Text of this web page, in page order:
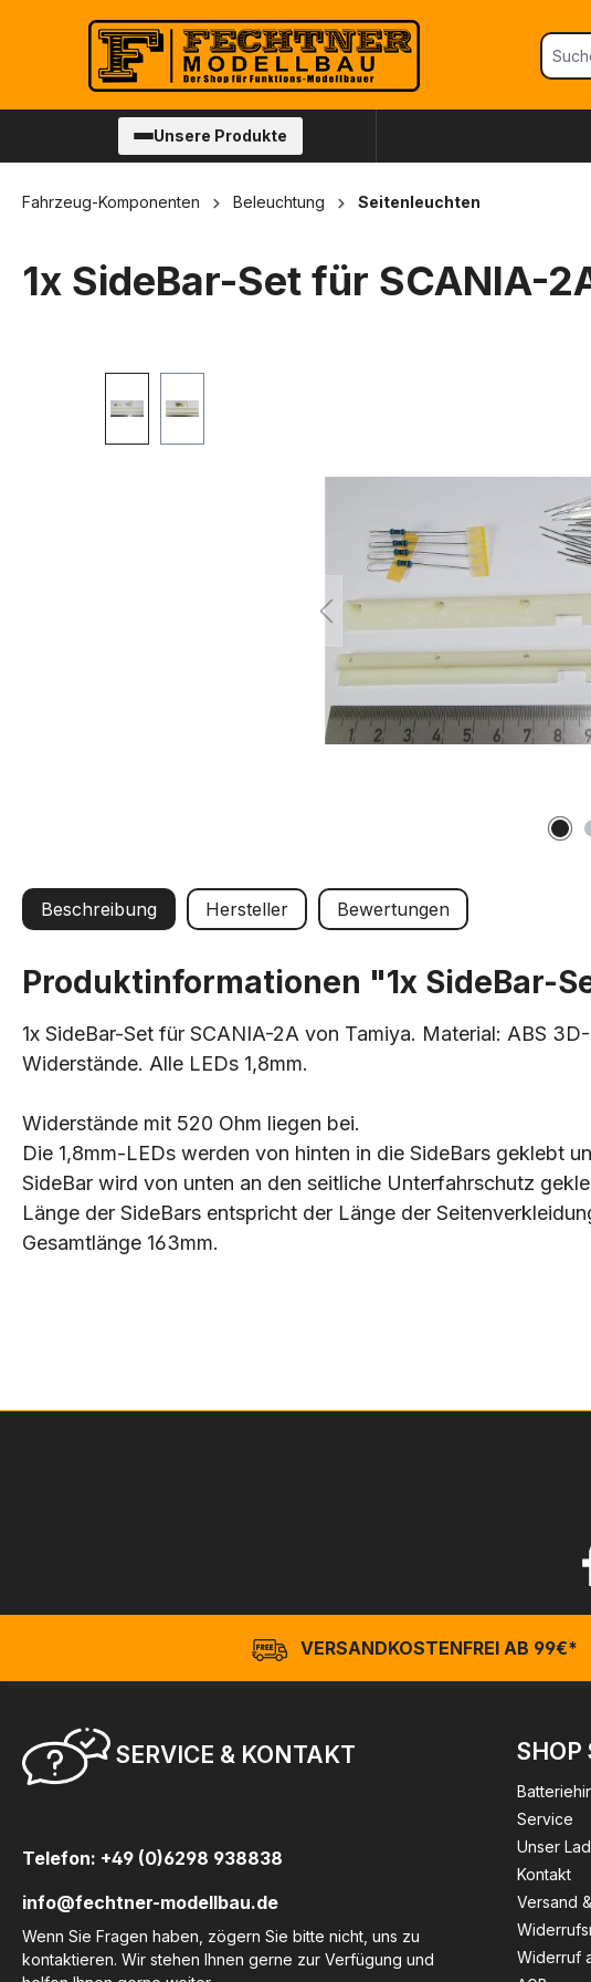
Zur Hauptnavigation springen
Unsere Produkte
Fahrzeug-Komponenten Beleuchtung Seitenleuchten
1x SideBar-Set für SCANIA-
Beschreibung Hersteller Bewertungen
Produktinformationen "1x SideBar-
1x SideBar-Set für SCANIA-2A von Tamiya. Material: ABS
Widerstände. Alle LEDs 1,8mm.
Widerstände mit 520 Ohm liegen bei.
Die 1,8mm-LEDs werden von hinten in die SideBars geklebt
SideBar wird von unten an den seitliche Unterfahrschutz
Länge der SideBars entspricht der Länge der
Gesamtlänge 163mm.
VERSANDKOSTENFREI AB 99€*
SERVICE & KONTAKT
Telefon: +49 (0)6298 938838
info@fechtner-modellbau.de
Wenn Sie Fragen haben, zögern Sie bitte nicht, uns zu
kontaktieren. Wir stehen Ihnen gerne zur Verfügung und
SHOP
Service
Unser
Kontakt
Versand
Widerruf